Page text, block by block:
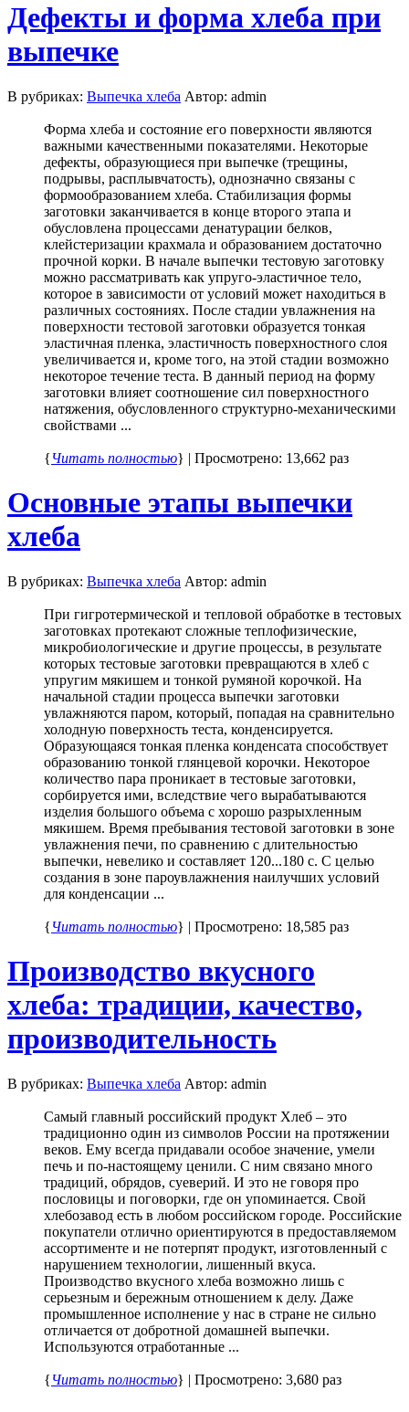
Дефекты и форма хлеба при
выпечке
В рубриках: Выпечка хлеба Автор: admin
Форма хлеба и состояние его поверхности являются
важными качественными показателями. Некоторые
дефекты, образующиеся при выпечке (трещины,
подрывы, расплывчатость), однозначно связаны с
формообразованием хлеба. Стабилизация формы
заготовки заканчивается в конце второго этапа и
обусловлена процессами денатурации белков,
клейстеризации крахмала и образованием достаточно
прочной корки. В начале выпечки тестовую заготовку
можно рассматривать как упруго-эластичное тело,
которое в зависимости от условий может находиться в
различных состояниях. После стадии увлажнения на
поверхности тестовой заготовки образуется тонкая
эластичная пленка, эластичность поверхностного слоя
увеличивается и, кроме того, на этой стадии возможно
некоторое течение теста. В данный период на форму
заготовки влияет соотношение сил поверхностного
натяжения, обусловленного структурно-механическими
свойствами ...
{Читать полностью} | Просмотрено: 13,662 раз
Основные этапы выпечки
хлеба
В рубриках: Выпечка хлеба Автор: admin
При гигротермической и тепловой обработке в тестовых
заготовках протекают сложные теплофизические,
микробиологические и другие процессы, в результате
которых тестовые заготовки превращаются в хлеб с
упругим мякишем и тонкой румяной корочкой. На
начальной стадии процесса выпечки заготовки
увлажняются паром, который, попадая на сравнительно
холодную поверхность теста, конденсируется.
Образующаяся тонкая пленка конденсата способствует
образованию тонкой глянцевой корочки. Некоторое
количество пара проникает в тестовые заготовки,
сорбируется ими, вследствие чего вырабатываются
изделия большого объема с хорошо разрыхленным
мякишем. Время пребывания тестовой заготовки в зоне
увлажнения печи, по сравнению с длительностью
выпечки, невелико и составляет 120...180 с. С целью
создания в зоне пароувлажнения наилучших условий
для конденсации ...
{Читать полностью} | Просмотрено: 18,585 раз
Производство вкусного
хлеба: традиции, качество,
производительность
В рубриках: Выпечка хлеба Автор: admin
Самый главный российский продукт Хлеб – это
традиционно один из символов России на протяжении
веков. Ему всегда придавали особое значение, умели
печь и по-настоящему ценили. С ним связано много
традиций, обрядов, суеверий. И это не говоря про
пословицы и поговорки, где он упоминается. Свой
хлебозавод есть в любом российском городе. Российские
покупатели отлично ориентируются в предоставляемом
ассортименте и не потерпят продукт, изготовленный с
нарушением технологии, лишенный вкуса.
Производство вкусного хлеба возможно лишь с
серьезным и бережным отношением к делу. Даже
промышленное исполнение у нас в стране не сильно
отличается от добротной домашней выпечки.
Используются отработанные ...
{Читать полностью} | Просмотрено: 3,680 раз